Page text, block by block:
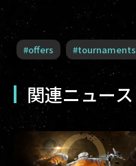
#offers #tournaments
関連ニュース